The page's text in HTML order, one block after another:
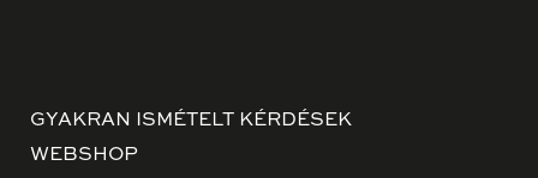
GYAKRAN ISMÉTELT KÉRDÉSEK
WEBSHOP